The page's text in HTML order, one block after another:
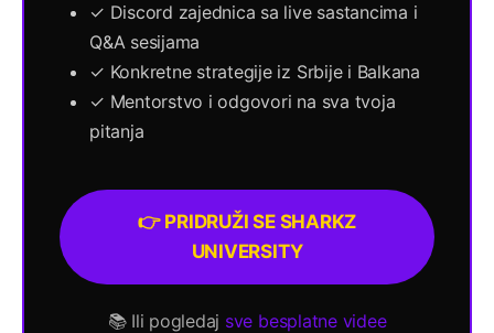
✓ Discord zajednica sa live sastancima i
Q&A sesijama
✓ Konkretne strategije iz Srbije i Balkana
✓ Mentorstvo i odgovori na sva tvoja
pitanja
👉 PRIDRUŽI SE SHARKZ
UNIVERSITY
📚 Ili pogledaj sve besplatne videe